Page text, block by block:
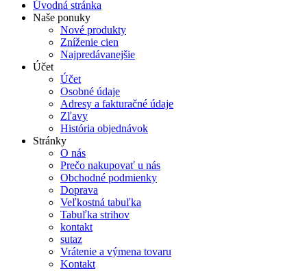
Úvodná stránka
Naše ponuky
Nové produkty
Zníženie cien
Najpredávanejšie
Účet
Účet
Osobné údaje
Adresy a fakturačné údaje
Zľavy
História objednávok
Stránky
O nás
Prečo nakupovať u nás
Obchodné podmienky
Doprava
Veľkostná tabuľka
Tabuľka strihov
kontakt
sutaz
Vrátenie a výmena tovaru
Kontakt